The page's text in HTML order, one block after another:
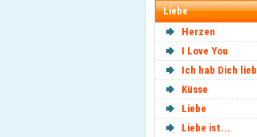
Liebe
Herzen
I Love You
Ich hab Dich lieb
Küsse
Liebe
Liebe ist...